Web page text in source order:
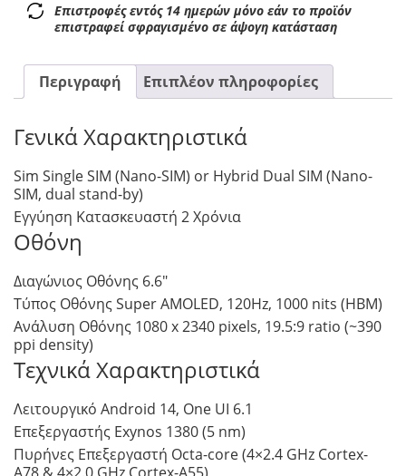
Επιστροφές εντός 14 ημερών μόνο εάν το προϊόν
επιστραφεί σφραγισμένο σε άψογη κατάσταση
Περιγραφή Επιπλέον πληροφορίες
Γενικά Χαρακτηριστικά
Sim Single SIM (Nano-SIM) or Hybrid Dual SIM (Nano-
SIM, dual stand-by)
Εγγύηση Κατασκευαστή 2 Χρόνια
Οθόνη
Διαγώνιος Οθόνης 6.6″
Τύπος Οθόνης Super AMOLED, 120Hz, 1000 nits (HBM)
Ανάλυση Οθόνης 1080 x 2340 pixels, 19.5:9 ratio (~390
ppi density)
Τεχνικά Χαρακτηριστικά
Λειτουργικό Android 14, One UI 6.1
Επεξεργαστής Exynos 1380 (5 nm)
Πυρήνες Επεξεργαστή Octa-core (4×2.4 GHz Cortex-